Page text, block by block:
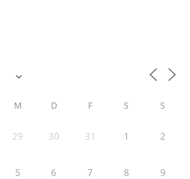
M D F S S
29 30 31 1 2
5 6 7 8 9